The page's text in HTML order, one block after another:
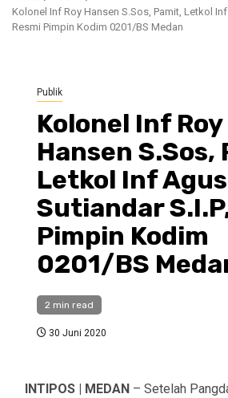
Kolonel Inf Roy Hansen S.Sos, Pamit, Letkol
Resmi Pimpin Kodim 0201/BS Medan
Publik
Kolonel Inf Roy
Hansen S.Sos,
Letkol Inf Agus
Sutiandar
Pimpin Kodim
0201/BS
2 min read
30 Juni 2020
INTIPOS | MEDAN – Setelah